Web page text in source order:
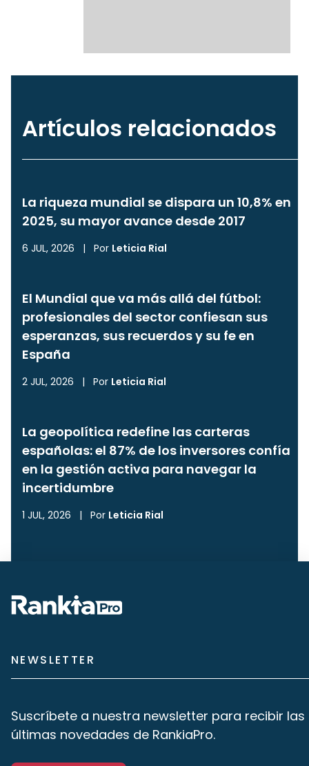
Artículos relacionados
La riqueza mundial se dispara un 10,8% en
2025, su mayor avance desde 2017
6 JUL, 2026 | Por Leticia Rial
El Mundial que va más allá del fútbol:
profesionales del sector confiesan sus
esperanzas, sus recuerdos y su fe en
España
2 JUL, 2026 | Por Leticia Rial
La geopolítica redefine las carteras
españolas: el 87% de los inversores confía
en la gestión activa para navegar la
incertidumbre
1 JUL, 2026 | Por Leticia Rial
NEWSLETTER
Suscríbete a nuestra newsletter para recibir las
últimas novedades de RankiaPro.